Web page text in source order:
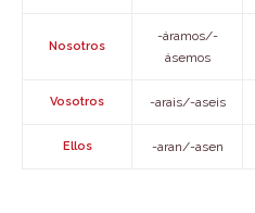
Nosotros
-áramos/-
ásemos
Vosotros -arais/-aseis
Ellos -aran/-asen